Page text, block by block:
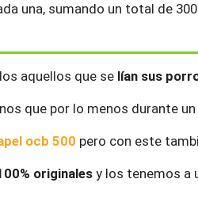
una, sumando un total de
aquellos que se lían sus
que por lo menos durante
ocb 500 pero con este
originalesy los tenemos a